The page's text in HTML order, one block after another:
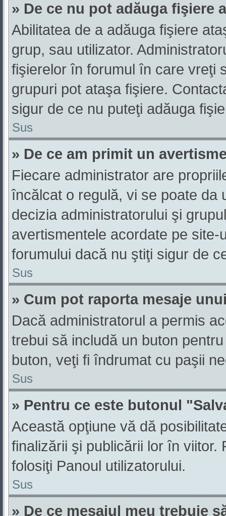
» De ce nu pot adăuga fişiere
Abilitatea de a adăuga fişiere
grup, sau utilizator.
fişierelor în forumul în care vreţi
grupuri pot ataşa fişiere.
sigur de ce nu puteţi adăuga
Sus
» De ce am primit un
Fiecare administrator are
încălcat o regulă, vi se poate da
decizia administratorului şi
avertismentele acordate pe
forumului dacă nu ştiţi sigur de
Sus
» Cum pot raporta mesaje
Dacă administratorul a permis
trebui să includă un buton
buton, veţi fi îndrumat cu paşii
Sus
» Pentru ce este butonul
Această opţiune vă dă
finalizării şi publicării lor în
folosiţi Panoul utilizatorului.
Sus
» De ce mesajul meu trebuie